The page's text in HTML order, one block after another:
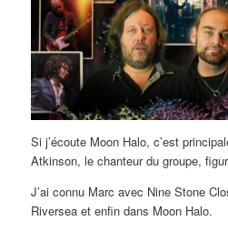
Si j’écoute Moon Halo, c’est
Atkinson, le chanteur du groupe,
J’ai connu Marc avec Nine Stone
Riversea et enfin dans Moon Halo.